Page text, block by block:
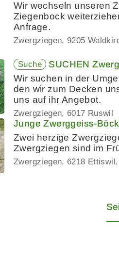
Wir wechseln unseren
Ziegenbock
Anfrage.
Zwergziegen 9205
Suche
SUCHEN
Wir suchen in der
den wir zum Decken
uns auf ihr Angebot.
Zwergziegen 6017 Ruswil
Junge Zwerggeiss-
Zwei herzige
Zwergziegen sind im
Zwergziegen 6218 Ettiswil